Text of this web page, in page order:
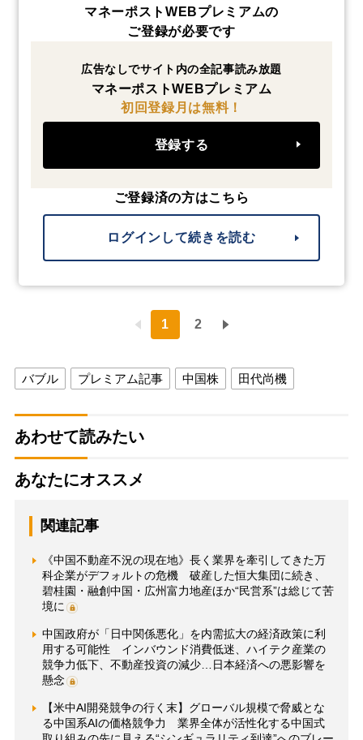
マネーポストWEBプレミアムの
ご登録が必要です
広告なしでサイト内の全記事読み放題
マネーポストWEBプレミアム
初回登録月は無料！
登録する
ご登録済の方はこちら
ログインして続きを読む
1 2
バブル プレミアム記事 中国株 田代尚機
あわせて読みたい
あなたにオススメ
関連記事
《中国不動産不況の現在地》長く業界を牽引してきた万
科企業がデフォルトの危機 破産した恒大集団に続き、
碧桂園・融創中国・広州富力地産ほか“民営系”は総じて苦
境に
中国政府が「日中関係悪化」を内需拡大の経済政策に利
用する可能性 インバウンド消費低迷、ハイテク産業の
競争力低下、不動産投資の減少…日本経済への悪影響を
懸念
【米中AI開発競争の行く末】グローバル規模で脅威とな
る中国系AIの価格競争力 業界全体が活性化する中国式